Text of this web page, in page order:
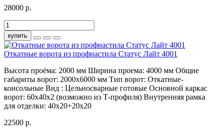
28000 р.
купить
Откатные ворота из профнастила Статус Лайт 4001
Высота проёма: 2000 мм Ширина проема: 4000 мм Общие
габариты ворот: 2000х6000 мм Тип ворот: Откатные-
консольные Вид : Цельносварные готовые Основной каркас
ворот: 60х40х2 (возможно из Т-профиля) Внутренняя рамка
для отделки: 40х20+20х20
22500 р.